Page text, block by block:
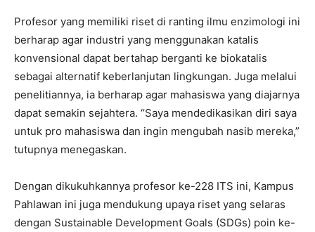
Profesor yang memiliki riset di ranting ilmu enzimologi ini
berharap agar industri yang menggunakan katalis
konvensional dapat bertahap berganti ke biokatalis
sebagai alternatif keberlanjutan lingkungan. Juga melalui
penelitiannya, ia berharap agar mahasiswa yang diajarnya
dapat semakin sejahtera. “Saya mendedikasikan diri saya
untuk pro mahasiswa dan ingin mengubah nasib mereka,”
tutupnya menegaskan.
Dengan dikukuhkannya profesor ke-228 ITS ini, Kampus
Pahlawan ini juga mendukung upaya riset yang selaras
dengan Sustainable Development Goals (SDGs) poin ke-